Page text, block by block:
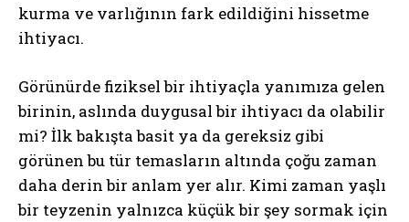
kurma ve varlığının fark edildiğini hissetme
ihtiyacı.
Görünürde fiziksel bir ihtiyaçla yanımıza gelen
birinin, aslında duygusal bir ihtiyacı da olabilir
mi? İlk bakışta basit ya da gereksiz gibi
görünen bu tür temasların altında çoğu zaman
daha derin bir anlam yer alır. Kimi zaman yaşlı
bir teyzenin yalnızca küçük bir şey sormak için